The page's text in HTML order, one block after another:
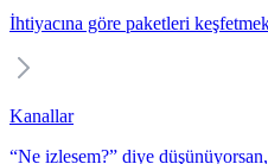
İhtiyacına göre paketleri
Kanallar
“Ne izlesem?” diye